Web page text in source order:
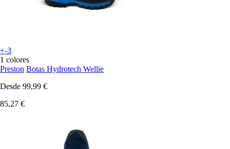
+-3
1 colores
Preston Botas Hydrotech Wellie
Desde 99,99 €
85,27 €